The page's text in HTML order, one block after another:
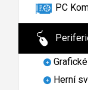
PC
Herní